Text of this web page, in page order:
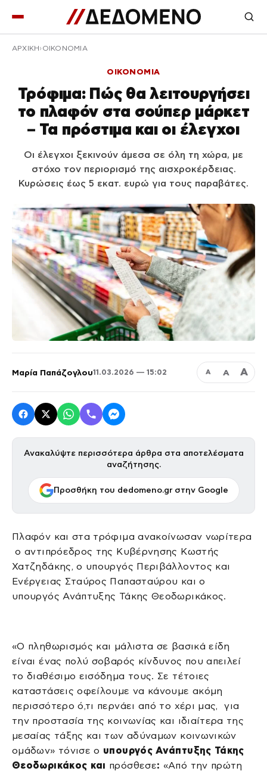
ΑΡΧΙΚΉ ΟΙΚΟΝΟΜΙΑ
ΟΙΚΟΝΟΜΙΑ
Τρόφιμα: Πώς θα λειτουργήσει
το πλαφόν στα σούπερ μάρκετ
– Τα πρόστιμα και οι έλεγχοι
Οι έλεγχοι ξεκινούν άμεσα σε όλη τη χώρα, με
στόχο τον περιορισμό της αισχροκέρδειας.
Κυρώσεις έως 5 εκατ. ευρώ για τους παραβάτες.
Μαρία Παπάζογλου11.03.2026 — 15:02 Α Α Α
Ανακαλύψτε περισσότερα άρθρα στα αποτελέσματα
αναζήτησης.
Προσθήκη του dedomeno.gr στην Google
Πλαφόν και στα τρόφιμα ανακοίνωσαν νωρίτερα
ο αντιπρόεδρος της Κυβέρνησης Κωστής
Χατζηδάκης, ο υπουργός Περιβάλλοντος και
Ενέργειας Σταύρος Παπασταύρου και ο
υπουργός Ανάπτυξης Τάκης Θεοδωρικάκος.
«Ο πληθωρισμός και μάλιστα σε βασικά είδη
είναι ένας πολύ σοβαρός κίνδυνος που απειλεί
το διαθέσιμο εισόδημα τους. Σε τέτοιες
καταστάσεις οφείλουμε να κάνουμε ακόμη
περισσότερο ό,τι περνάει από το χέρι μας, για
την προστασία της κοινωνίας και ιδιαίτερα της
μεσαίας τάξης και των αδύναμων κοινωνικών
ομάδων» τόνισε ο υπουργός Ανάπτυξης Τάκης
Θεοδωρικάκος και πρόσθεσε: «Από την πρώτη